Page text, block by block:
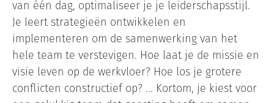
van één dag, optimaliseer je je leiderschapsstijl.
Je leert strategieën ontwikkelen en
implementeren om de samenwerking van het
hele team te verstevigen. Hoe laat je de missie en
visie leven op de werkvloer? Hoe los je grotere
conflicten constructief op? ... Kortom, je kiest voor